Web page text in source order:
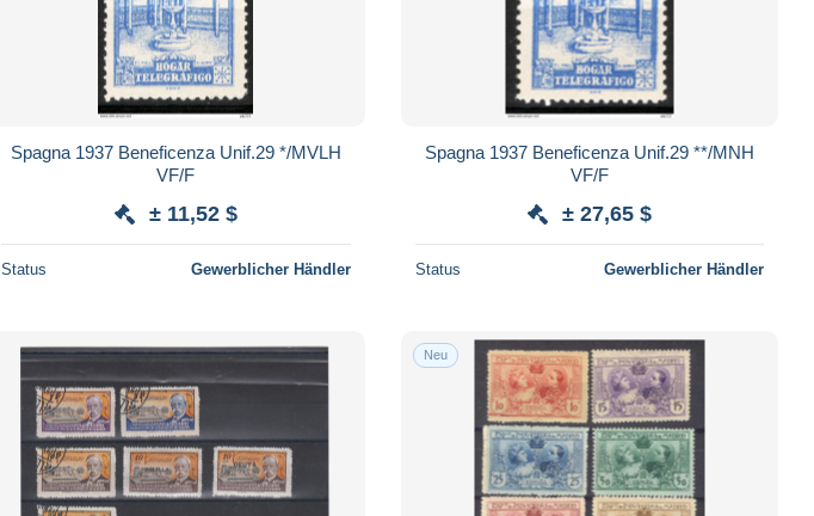
Spagna 1937 Beneficenza Unif.29 */MVLH
VF/F
± 11,52 $
Status Gewerblicher Händler
Spagna 1937 Beneficenza Unif.29 **/MNH
VF/F
± 27,65 $
Status Gewerblicher Händler
Neu